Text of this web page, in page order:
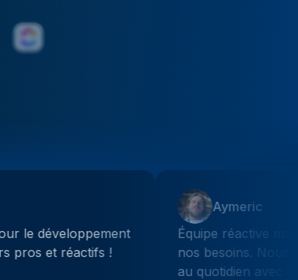
Équipe réactive malgré un rythme intense
nos besoins. Nous travaillons depuis plusieurs
au quotidien avec Lynx sur nos sujets de